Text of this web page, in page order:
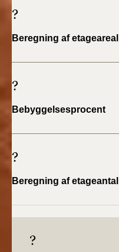
BR18 (1/1 - 30/6
?
Beregning af etageareal
?
Bebyggelsesprocent
?
Beregning af etageantal
?